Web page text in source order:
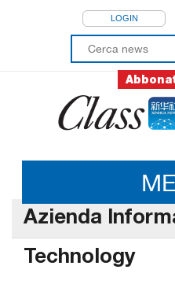
LOGIN
Azienda
Technology